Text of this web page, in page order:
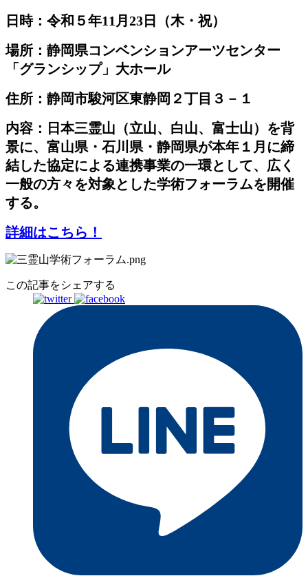
日時：令和５年11月23日（木・祝）
場所：静岡県コンベンションアーツセンター
「グランシップ」大ホール
住所：静岡市駿河区東静岡２丁目３－１
内容：日本三霊山（立山、白山、富士山）を背
景に、富山県・石川県・静岡県が本年１月に締
結した協定による連携事業の一環として、広く
一般の方々を対象とした学術フォーラムを開催
する。
詳細はこちら！
この記事をシェアする